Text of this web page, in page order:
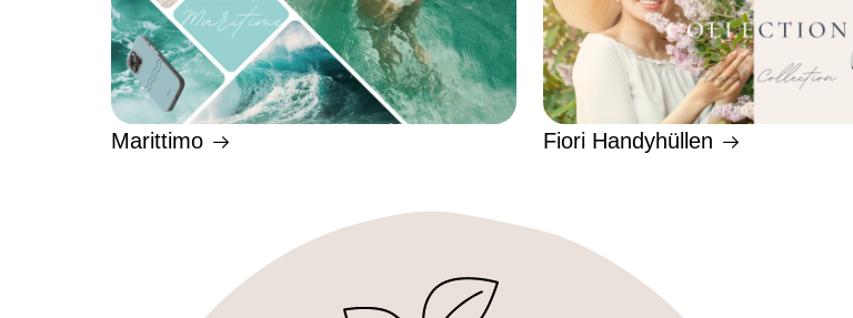
Marittimo Fiori Handyhüllen